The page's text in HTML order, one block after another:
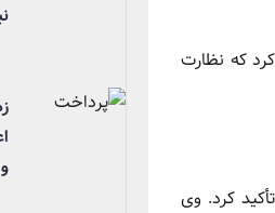
که نظارت
کرد. وی